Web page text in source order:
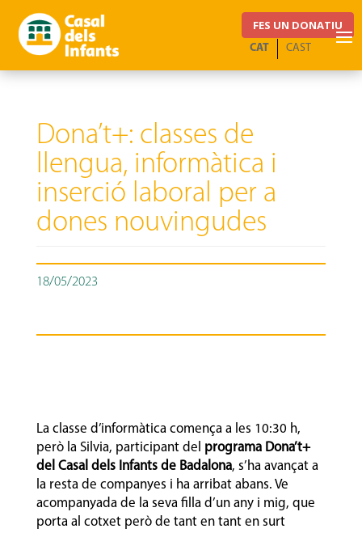
FES UN DONATIU
CAST
CAT
Dona’t+: classes de
llengua, informàtica i
inserció laboral per a
dones nouvingudes
18/05/2023
La classe d’informàtica comença a les 10:30 h,
però la Silvia, participant del programa Dona’t+
del Casal dels Infants de Badalona, s’ha avançat a
la resta de companyes i ha arribat abans. Ve
acompanyada de la seva filla d’un any i mig, que
porta al cotxet però de tant en tant en surt